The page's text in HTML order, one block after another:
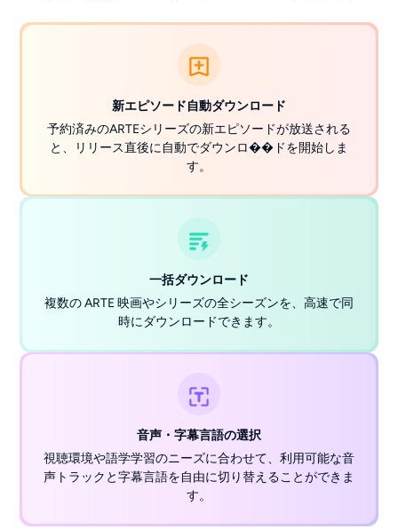
新エピソード自動ダウンロード
予約済みのARTEシリーズの新エピソードが放送される
と、リリース直後に自動でダウンロ��ドを開始しま
す。
一括ダウンロード
複数の ARTE 映画やシリーズの全シーズンを、高速で同
時にダウンロードできます。
音声・字幕言語の選択
視聴環境や語学学習のニーズに合わせて、利用可能な音
声トラックと字幕言語を自由に切り替えることができま
す。